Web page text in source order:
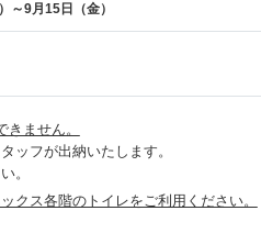
～9月15日（金）
ません。
ッフが出納いたします。
。
クス各階のトイレをご利用ください。